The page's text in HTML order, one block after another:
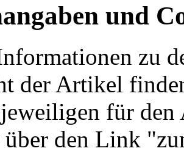
und
zu
der Artikel
für
über den Link